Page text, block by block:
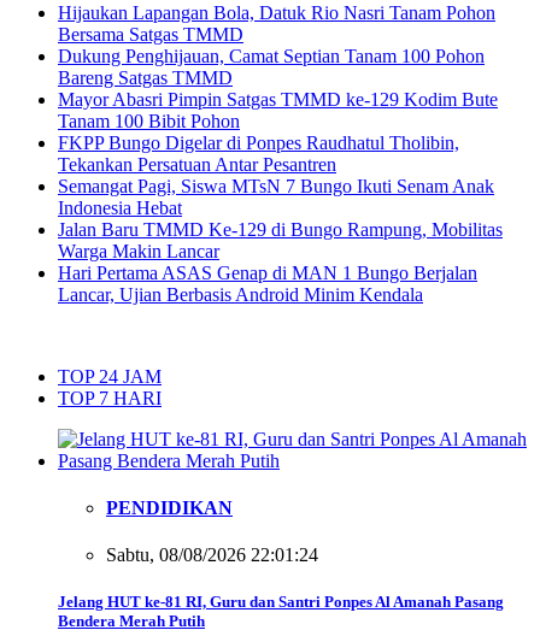
Hijaukan Lapangan Bola, Datuk Rio Nasri Tanam Pohon
Bersama Satgas TMMD
Dukung Penghijauan, Camat Septian Tanam 100 Pohon
Bareng Satgas TMMD
Mayor Abasri Pimpin Satgas TMMD ke-129 Kodim Bute
Tanam 100 Bibit Pohon
FKPP Bungo Digelar di Ponpes Raudhatul Tholibin,
Tekankan Persatuan Antar Pesantren
Semangat Pagi, Siswa MTsN 7 Bungo Ikuti Senam Anak
Indonesia Hebat
Jalan Baru TMMD Ke-129 di Bungo Rampung, Mobilitas
Warga Makin Lancar
Hari Pertama ASAS Genap di MAN 1 Bungo Berjalan
Lancar, Ujian Berbasis Android Minim Kendala
TOP 24 JAM
TOP 7 HARI
PENDIDIKAN
Sabtu, 08/08/2026 22:01:24
Jelang HUT ke-81 RI, Guru dan Santri Ponpes Al Amanah Pasang
Bendera Merah Putih